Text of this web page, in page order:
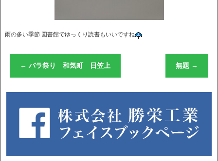
雨の多い季節 図書館でゆっくり読書もいいですね
← バラ祭り 和気町 日笠上 無題 →